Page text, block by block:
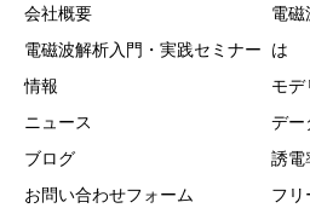
会社概要
電磁波解析入門・実践セミナー
情報
ニュース
ブログ
お問い合わせフォーム
電磁
は
モデ
デー
誘電
フリ